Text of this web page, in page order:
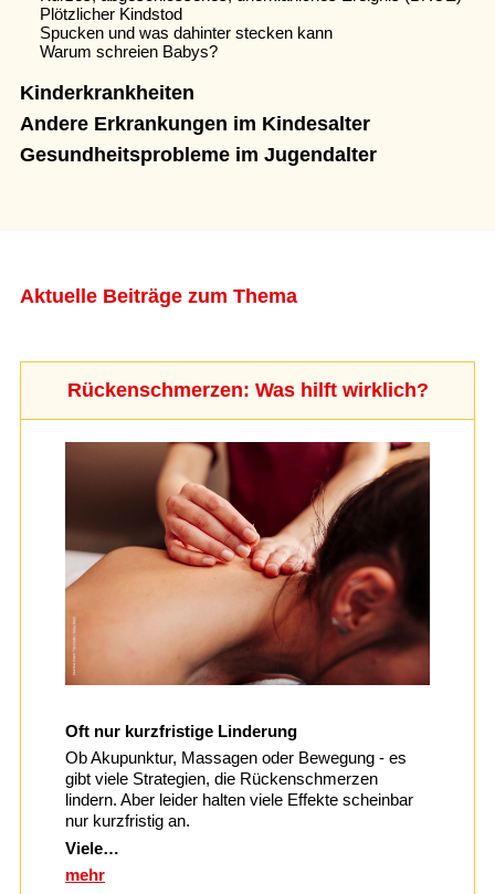
Plötzlicher Kindstod
Spucken und was dahinter stecken kann
Warum schreien Babys?
Kinderkrankheiten
Andere Erkrankungen im Kindesalter
Gesundheitsprobleme im Jugendalter
Aktuelle Beiträge zum Thema
Rückenschmerzen: Was hilft wirklich?
Oft nur kurzfristige Linderung
Ob Akupunktur, Massagen oder Bewegung - es
gibt viele Strategien, die Rückenschmerzen
lindern. Aber leider halten viele Effekte scheinbar
nur kurzfristig an.
Viele…
mehr